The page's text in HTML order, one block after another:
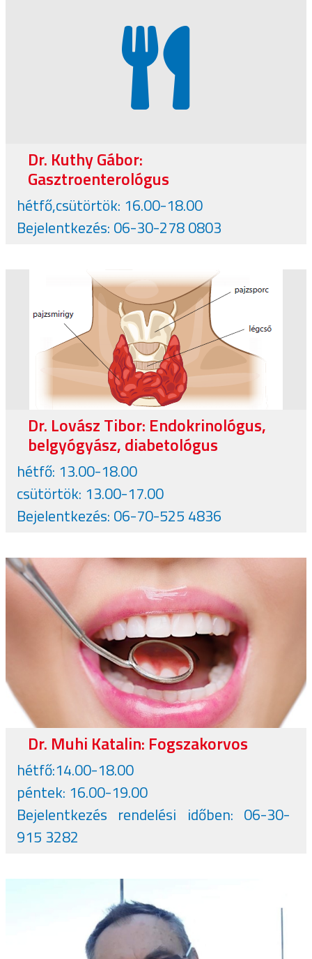
Dr. Kuthy Gábor:
Gasztroenterológus
hétfő,csütörtök: 16.00-18.00
Bejelentkezés: 06-30-278 0803
Dr. Lovász Tibor: Endokrinológus,
belgyógyász, diabetológus
hétfő: 13.00-18.00
csütörtök: 13.00-17.00
Bejelentkezés: 06-70-525 4836
Dr. Muhi Katalin: Fogszakorvos
hétfő:14.00-18.00
péntek: 16.00-19.00
Bejelentkezés rendelési időben: 06-30-
915 3282